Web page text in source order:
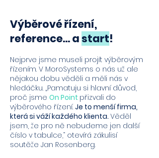
Výběrové řízení,
reference… a start!
Nejprve jsme museli projít výběrovým
řízením. V MoroSystems o nás už ale
nějakou dobu věděli a měli nás v
hledáčku. „Pamatuju si hlavní důvod,
proč jsme On Point přizvali do
výběrového řízení. Je to menší firma,
která si váží každého klienta. Věděl
jsem, že pro ně nebudeme jen další
číslo v tabulce,“ otevírá zákulisí
soutěže Jan Rosenberg.